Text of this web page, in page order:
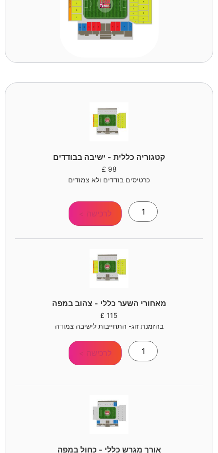
קטגוריה כללית - ישיבה בבודדים
98
£
כרטיסים בודדים ולא צמודים
לרכישה >
מאחורי השער כללי - צהוב במפה
115
£
בהזמנת זוג- התחייבות לישיבה צמודה
לרכישה >
אורך מגרש כללי - כחול במפה